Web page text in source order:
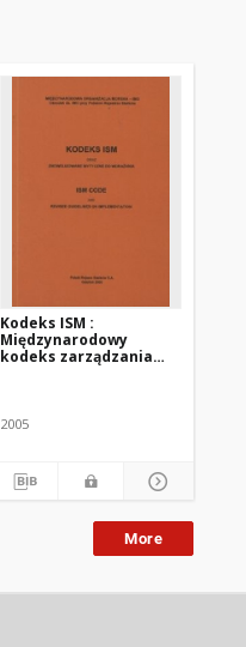
Kodeks ISM :
Międzynarodowy
kodeks zarządzania
zanieczyszczaniu oraz
przez administracje
kodeksu ISM
2005
More